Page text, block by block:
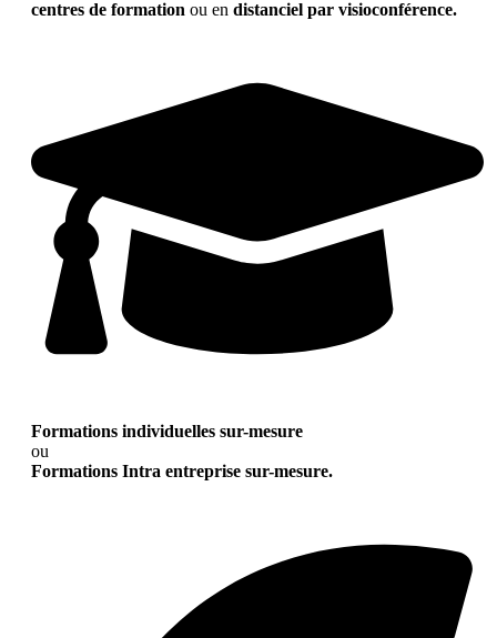
centres de formation ou en distanciel par visioconférence.
Formations individuelles sur-mesure
ou
Formations Intra entreprise sur-mesure.